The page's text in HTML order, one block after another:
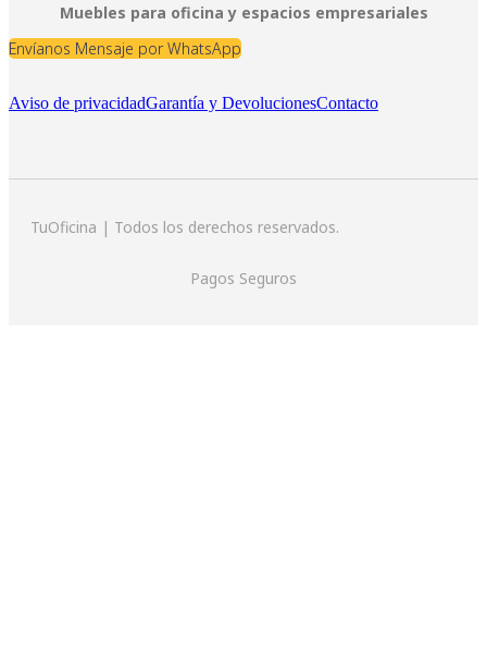
Muebles para oficina y espacios empresariales
Envíanos Mensaje por WhatsApp
Aviso de privacidadGarantía y DevolucionesContacto
TuOficina | Todos los derechos reservados.
Pagos Seguros